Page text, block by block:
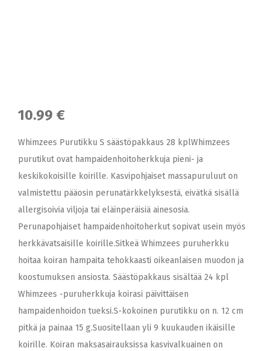
10.99 €
Whimzees Purutikku S säästöpakkaus 28 kplWhimzees
purutikut ovat hampaidenhoitoherkkuja pieni- ja
keskikokoisille koirille. Kasvipohjaiset massapuruluut on
valmistettu pääosin perunatärkkelyksestä, eivätkä sisällä
allergisoivia viljoja tai eläinperäisiä ainesosia.
Perunapohjaiset hampaidenhoitoherkut sopivat usein myös
herkkävatsaisille koirille.Sitkeä Whimzees puruherkku
hoitaa koiran hampaita tehokkaasti oikeanlaisen muodon ja
koostumuksen ansiosta. Säästöpakkaus sisältää 24 kpl
Whimzees -puruherkkuja koirasi päivittäisen
hampaidenhoidon tueksi.S-kokoinen purutikku on n. 12 cm
pitkä ja painaa 15 g.Suositellaan yli 9 kuukauden ikäisille
koirille. Koiran maksasairauksissa kasvivalkuainen on